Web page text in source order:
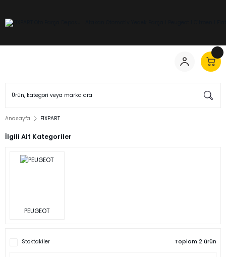
Anasayfa FIXPART
İlgili Alt Kategoriler
PEUGEOT
Stoktakiler Toplam 2 ürün